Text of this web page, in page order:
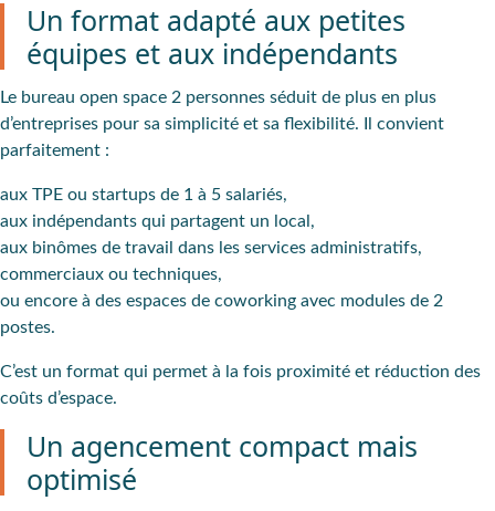
Un format adapté aux petites
équipes et aux indépendants
Le bureau open space 2 personnes séduit de plus en plus
d’entreprises pour sa simplicité et sa flexibilité. Il convient
parfaitement :
aux TPE ou startups de 1 à 5 salariés,
aux indépendants qui partagent un local,
aux binômes de travail dans les services administratifs,
commerciaux ou techniques,
ou encore à des espaces de coworking avec modules de 2
postes.
C’est un format qui permet à la fois proximité et réduction des
coûts d’espace.
Un agencement compact mais
optimisé